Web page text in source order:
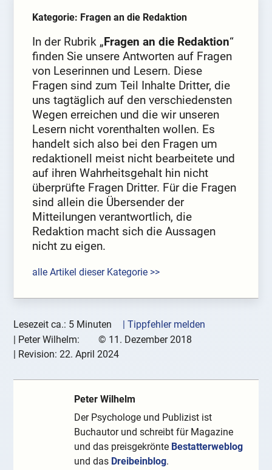
Kategorie: Fragen an die Redaktion
In der Rubrik „Fragen an die Redaktion“
finden Sie unsere Antworten auf Fragen
von Leserinnen und Lesern. Diese
Fragen sind zum Teil Inhalte Dritter, die
uns tagtäglich auf den verschiedensten
Wegen erreichen und die wir unseren
Lesern nicht vorenthalten wollen. Es
handelt sich also bei den Fragen um
redaktionell meist nicht bearbeitete und
auf ihren Wahrheitsgehalt hin nicht
überprüfte Fragen Dritter. Für die Fragen
sind allein die Übersender der
Mitteilungen verantwortlich, die
Redaktion macht sich die Aussagen
nicht zu eigen.
alle Artikel dieser Kategorie >>
Lesezeit ca.: 5 Minuten
| Tippfehler melden
Peter Wilhelm: © 11. Dezember 2018
| Revision:22. April 2024
Peter Wilhelm
Der Psychologe und Publizist ist
Buchautor und schreibt für Magazine
und das preisgekrönte Bestatterweblog
und das Dreibeinblog.